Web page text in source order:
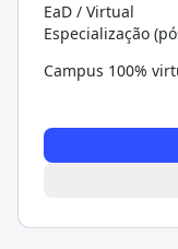
EaD / Virtual
Campus 100%